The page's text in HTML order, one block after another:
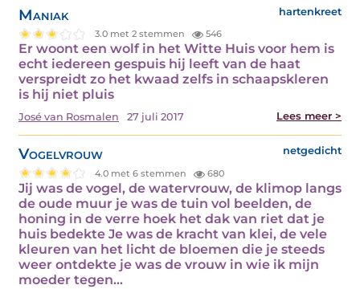
Maniak hartenkreet
3.0 met 2 stemmen 546
Er woont een wolf in het Witte Huis voor hem is
echt iedereen gespuis hij leeft van de haat
verspreidt zo het kwaad zelfs in schaapskleren
is hij niet pluis
José van Rosmalen 27 juli 2017 Lees meer >
Vogelvrouw netgedicht
4.0 met 6 stemmen 680
Jij was de vogel, de watervrouw, de klimop langs
de oude muur je was de tuin vol beelden, de
honing in de verre hoek het dak van riet dat je
huis bedekte Je was de kracht van klei, de vele
kleuren van het licht de bloemen die je steeds
weer ontdekte je was de vrouw in wie ik mijn
moeder tegen...